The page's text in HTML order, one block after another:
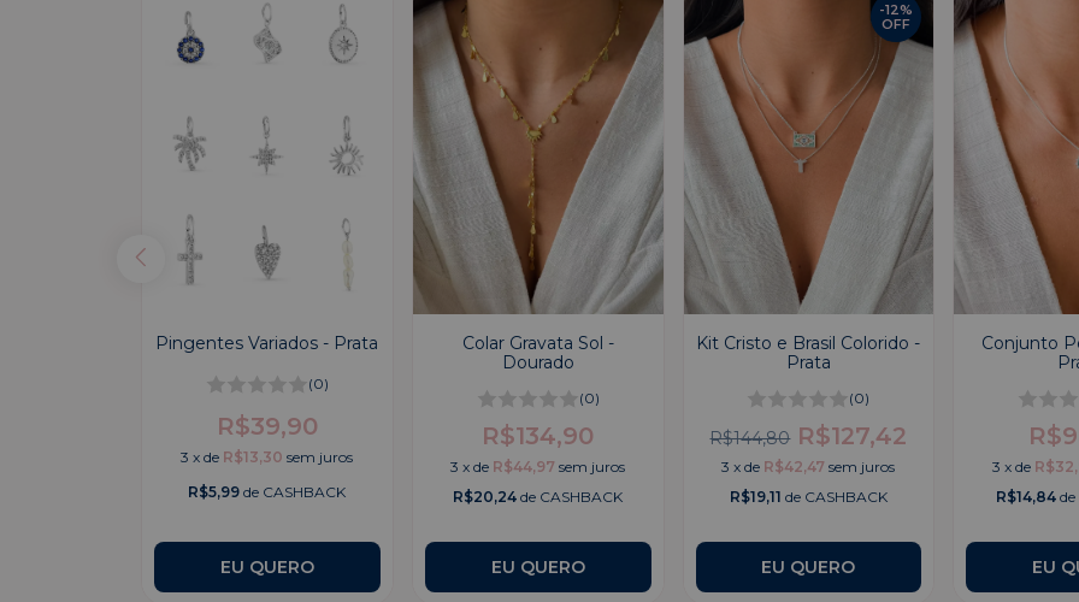
Pingentes Variados - Prata
(0)
R$39,90
3 xde R$13,30 sem juros
R$5,99 de CASHBACK
EU QUERO
Colar Gravata Sol -
Dourado
(0)
R$134,90
3 xde R$44,97 sem juros
R$20,24 de CASHBACK
Kit Cristo e Brasil Colorido -
Prata
(0)
R$144,80R$127,42
-12%
OFF
3 xde R$42,47 sem juros
R$19,11 de CASHBACK
Conjunto
3 x de
R$14,84